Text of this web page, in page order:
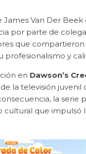
James Van Der
por parte de
que
profesionalismo y
en Dawson’s
la televisión juvenil
la serie
cultural que impulsó